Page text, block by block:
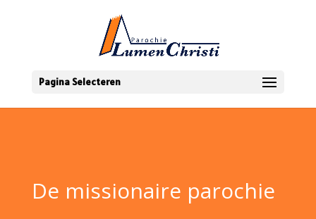
Pagina Selecteren
De missionaire parochie